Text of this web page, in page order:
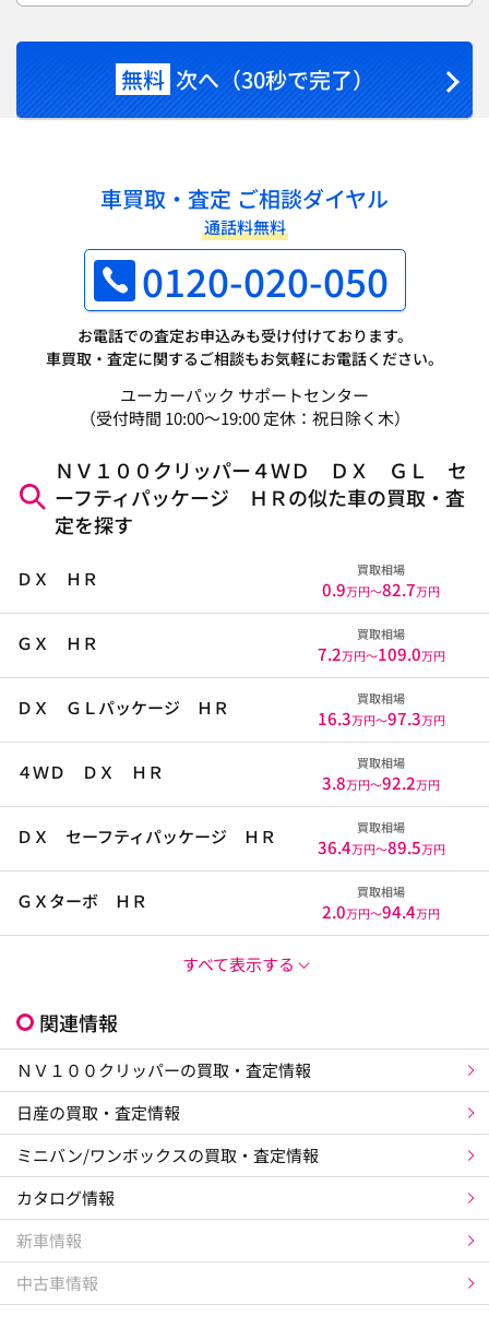
無料 次へ（30秒で完了）
車買取・査定 ご相談ダイヤル
通話料無料
0120-020-050
お電話での査定お申込みも受け付けております。
車買取・査定に関するご相談もお気軽にお電話ください。
ユーカーパック サポートセンター
（受付時間 10:00～19:00 定休：祝日除く木）
ＮＶ１００クリッパー４ＷＤ ＤＸ ＧＬ セ
ーフティパッケージ ＨＲの似た車の買取・査
定を探す
ＤＸ ＨＲ 買取相場
0.9万円〜82.7万円
ＧＸ ＨＲ 買取相場
7.2万円〜109.0万円
ＤＸ ＧＬパッケージ ＨＲ 買取相場
16.3万円〜97.3万円
４ＷＤ ＤＸ ＨＲ 買取相場
3.8万円〜92.2万円
ＤＸ セーフティパッケージ ＨＲ 買取相場
36.4万円〜89.5万円
ＧＸターボ ＨＲ 買取相場
2.0万円〜94.4万円
すべて表示する
関連情報
ＮＶ１００クリッパーの買取・査定情報
日産の買取・査定情報
ミニバン/ワンボックスの買取・査定情報
カタログ情報
新車情報
中古車情報
×